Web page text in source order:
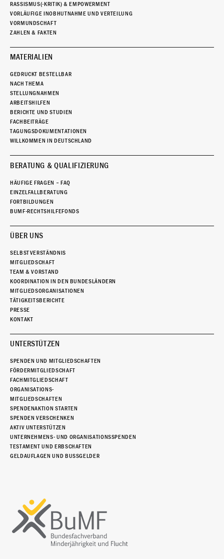
RASSISMUS(-KRITIK) & EMPOWERMENT
VORLÄUFIGE INOBHUTNAHME UND VERTEILUNG
VORMUNDSCHAFT
ZAHLEN & FAKTEN
MATERIALIEN
GEDRUCKT BESTELLBAR
NACH THEMA
STELLUNGNAHMEN
ARBEITSHILFEN
BERICHTE UND STUDIEN
FACHBEITRÄGE
TAGUNGSDOKUMENTATIONEN
WILLKOMMEN IN DEUTSCHLAND
BERATUNG & QUALIFIZIERUNG
HÄUFIGE FRAGEN – FAQ
EINZELFALLBERATUNG
FORTBILDUNGEN
BUMF-RECHTSHILFEFONDS
ÜBER UNS
SELBSTVERSTÄNDNIS
MITGLIEDSCHAFT
TEAM & VORSTAND
KOORDINATION IN DEN BUNDESLÄNDERN
MITGLIEDSORGANISATIONEN
TÄTIGKEITSBERICHTE
PRESSE
KONTAKT
UNTERSTÜTZEN
SPENDEN UND MITGLIEDSCHAFTEN
FÖRDERMITGLIEDSCHAFT
FACHMITGLIEDSCHAFT
ORGANISATIONS-
MITGLIEDSCHAFTEN
SPENDENAKTION STARTEN
SPENDEN VERSCHENKEN
AKTIV UNTERSTÜTZEN
UNTERNEHMENS- UND ORGANISATIONSSPENDEN
TESTAMENT UND ERBSCHAFTEN
GELDAUFLAGEN UND BUSSGELDER